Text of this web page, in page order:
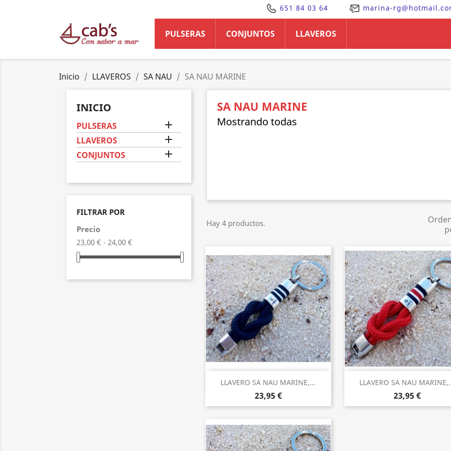
651 84 03 64 marina-
PULSERAS CONJUNTOS LLAVEROS
Inicio LLAVEROS SA NAU SA NAU MARINE
INICIO
PULSERAS 
LLAVEROS 
CONJUNTOS 
FILTRAR POR
Precio
23,00 € - 24,00 €
SA NAU MARINE
Hay 4 productos.
LLAVERO SA NAU MARINE,...
23,95 €
 Vista rápida LLAVERO SA NAU
23,95 €
 Vista rápida